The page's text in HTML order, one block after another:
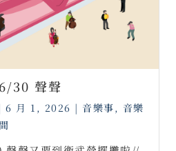
30 聲聲
6 月 1, 2026 | 音樂事, 音樂